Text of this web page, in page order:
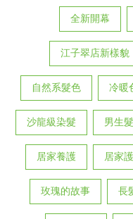
全新開幕
江子翠店新樣貌
自然系髮色 冷暖
沙龍級染髮 男生
居家養護 居家
玫瑰的故事 長